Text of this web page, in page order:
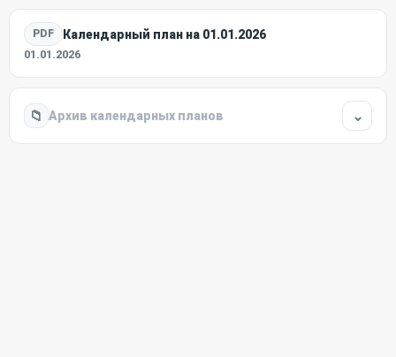
PDF Календарный план на 01.01.2026
01.01.2026
📁 Архив календарных планов ⌄